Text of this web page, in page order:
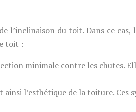
l’inclinaison du toit. Dans ce
toit :
minimale contre les chutes.
l’esthétique de la toiture.